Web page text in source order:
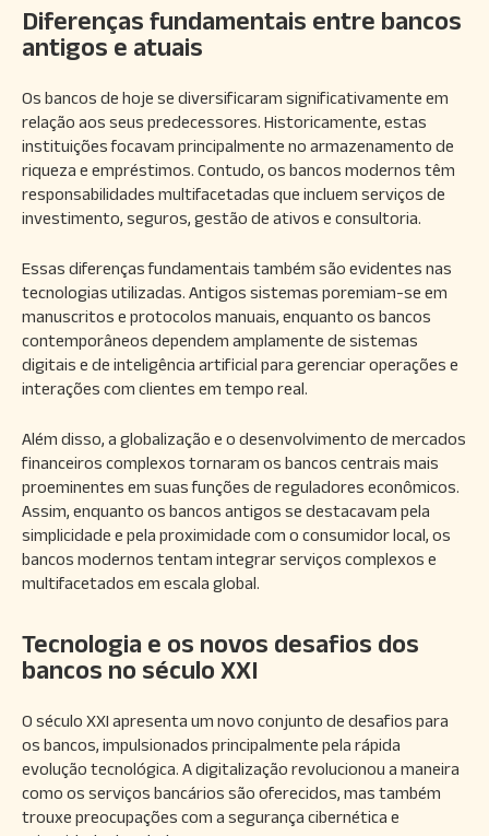
Diferenças fundamentais entre bancos
antigos e atuais
Os bancos de hoje se diversificaram significativamente em
relação aos seus predecessores. Historicamente, estas
instituições focavam principalmente no armazenamento de
riqueza e empréstimos. Contudo, os bancos modernos têm
responsabilidades multifacetadas que incluem serviços de
investimento, seguros, gestão de ativos e consultoria.
Essas diferenças fundamentais também são evidentes nas
tecnologias utilizadas. Antigos sistemas poremiam-se em
manuscritos e protocolos manuais, enquanto os bancos
contemporâneos dependem amplamente de sistemas
digitais e de inteligência artificial para gerenciar operações e
interações com clientes em tempo real.
Além disso, a globalização e o desenvolvimento de mercados
financeiros complexos tornaram os bancos centrais mais
proeminentes em suas funções de reguladores econômicos.
Assim, enquanto os bancos antigos se destacavam pela
simplicidade e pela proximidade com o consumidor local, os
bancos modernos tentam integrar serviços complexos e
multifacetados em escala global.
Tecnologia e os novos desafios dos
bancos no século XXI
O século XXI apresenta um novo conjunto de desafios para
os bancos, impulsionados principalmente pela rápida
evolução tecnológica. A digitalização revolucionou a maneira
como os serviços bancários são oferecidos, mas também
trouxe preocupações com a segurança cibernética e